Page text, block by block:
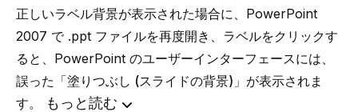
正しいラベル背景が表示された場合に、PowerPoint
2007 で .ppt ファイルを再度開き、ラベルをクリックす
ると、PowerPoint のユーザーインターフェースには、
誤った 「塗りつぶし (スライドの背景)」 が表示されま
す。
もっと読む